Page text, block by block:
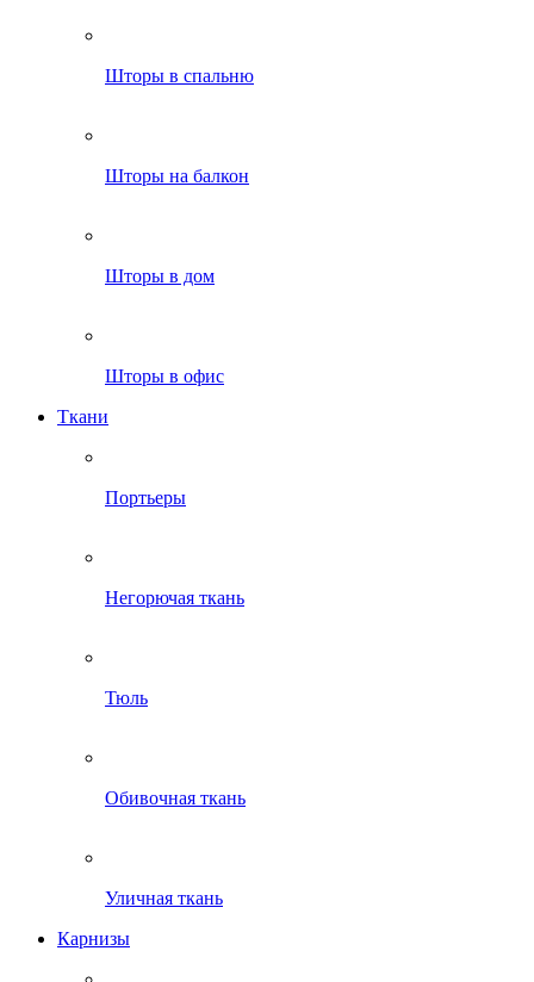
Шторы в спальню
Шторы на балкон
Шторы в дом
Шторы в офис
Ткани
Портьеры
Негорючая ткань
Тюль
Обивочная ткань
Уличная ткань
Карнизы